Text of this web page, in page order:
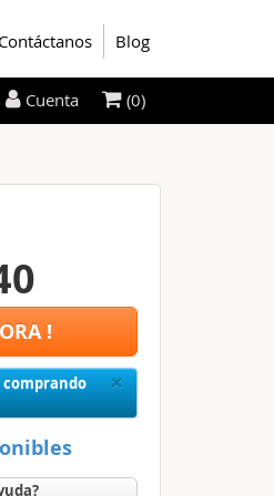
Contáctanos Blog
!
×Close
comprando
Cuenta (0)